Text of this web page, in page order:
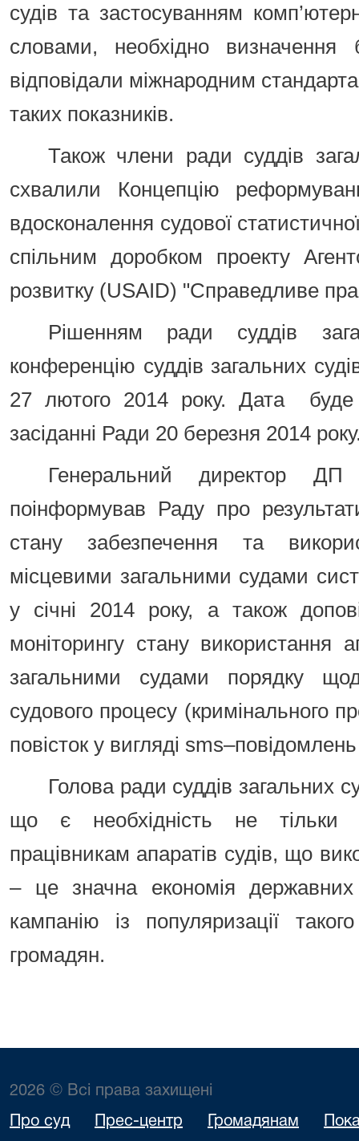
судів та застосуванням
словами, необхідно визначення
відповідали міжнародним
таких показників.
Також члени ради суддів
схвалили Концепцію
вдосконалення судової
спільним доробком проекту
розвитку (USAID) "Справедливе
Рішенням ради суддів
конференцію суддів загальних
27 лютого 2014 року. Дата буде
засіданні Ради 20 березня 2014
Генеральний директор
поінформував Раду про
стану забезпечення та
місцевими загальними судами
у січні 2014 року, а також
моніторингу стану використання
загальними судами порядку
судового процесу (кримінального
повісток у вигляді sms–повідомлень
Голова ради суддів загальних
що є необхідність не тільки
працівникам апаратів судів, що
– це значна економія
кампанію із популяризації
громадян.
2026 © Всі права захищені
Про суд Прес-центр Громадянам